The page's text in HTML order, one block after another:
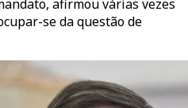
afirmou várias vezes
se da questão de